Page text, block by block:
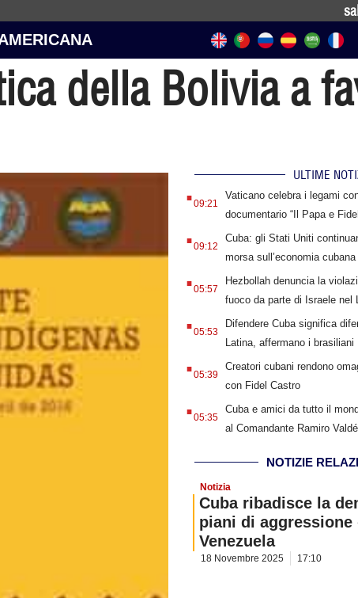
della Bolivia a
ULTIME
.09:21
Vaticano celebra i legami
documentario “Il Papa e
.09:12
Cuba: gli Stati Uniti
morsa sull’economia cubana
.05:57
Hezbollah denuncia la
fuoco da parte di Israele nel
.05:53
Difendere Cuba significa
Latina, affermano i brasiliani
.05:39
Creatori cubani rendono
con Fidel Castro
.05:35
Cuba e amici da tutto il
al Comandante Ramiro
NOTIZIE
Notizia
Cuba ribadisce la
piani di aggressione
Venezuela
18 Novembre 2025 17:10